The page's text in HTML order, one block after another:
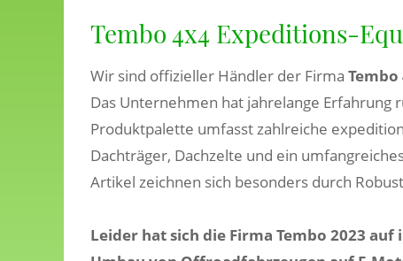
Tembo 4x4 Expeditions-
Wir sind offizieller Händler der Firma Tembo
Das Unternehmen hat jahrelange Erfahrung
Produktpalette umfasst zahlreiche
Dachträger, Dachzelte und ein
Artikel zeichnen sich besonders durch
Leider hat sich die Firma Tembo 2023